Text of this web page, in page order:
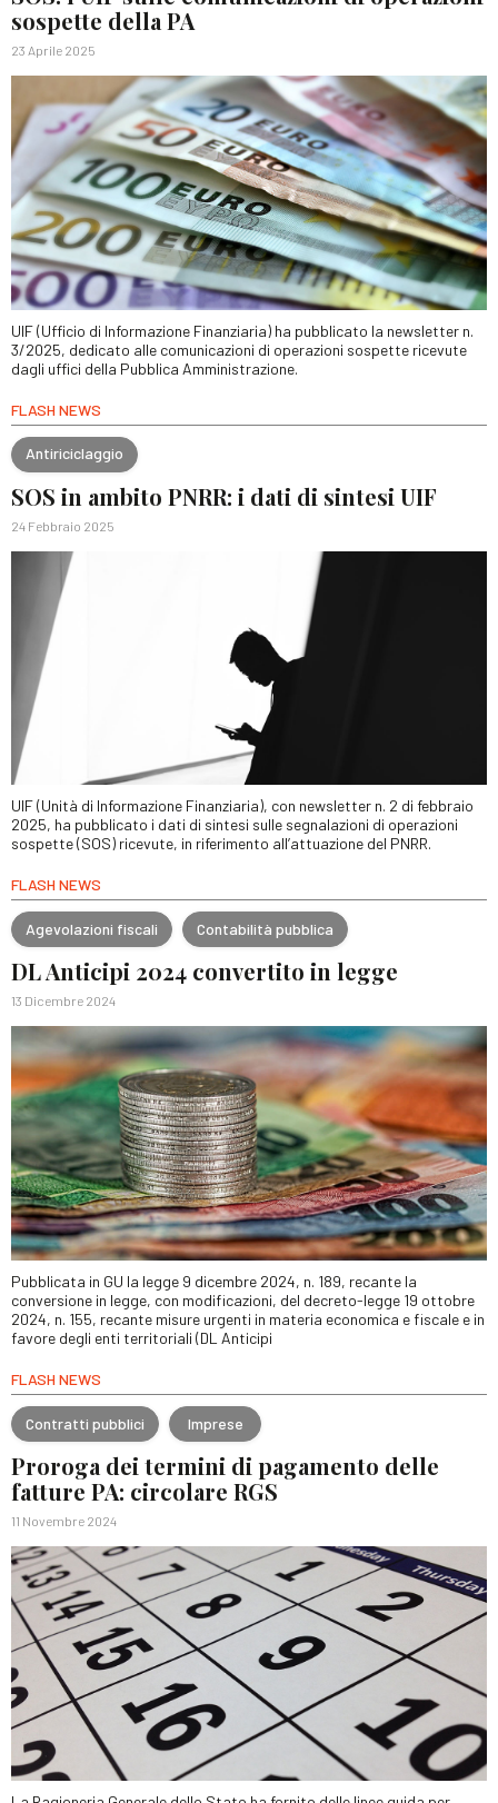
sospette della PA
23 Aprile 2025
UIF (Ufficio di Informazione Finanziaria) ha pubblicato la newsletter n.
3/2025, dedicato alle comunicazioni di operazioni sospette ricevute
dagli uffici della Pubblica Amministrazione.
FLASH NEWS
Antiriciclaggio
SOS in ambito PNRR: i dati di sintesi UIF
24 Febbraio 2025
UIF (Unità di Informazione Finanziaria), con newsletter n. 2 di febbraio
2025, ha pubblicato i dati di sintesi sulle segnalazioni di operazioni
sospette (SOS) ricevute, in riferimento all’attuazione del PNRR.
FLASH NEWS
Agevolazioni fiscali Contabilità pubblica
DL Anticipi 2024 convertito in legge
13 Dicembre 2024
Pubblicata in GU la legge 9 dicembre 2024, n. 189, recante la
conversione in legge, con modificazioni, del decreto-legge 19 ottobre
2024, n. 155, recante misure urgenti in materia economica e fiscale e in
favore degli enti territoriali (DL Anticipi
FLASH NEWS
Contratti pubblici Imprese
Proroga dei termini di pagamento delle
fatture PA: circolare RGS
11 Novembre 2024